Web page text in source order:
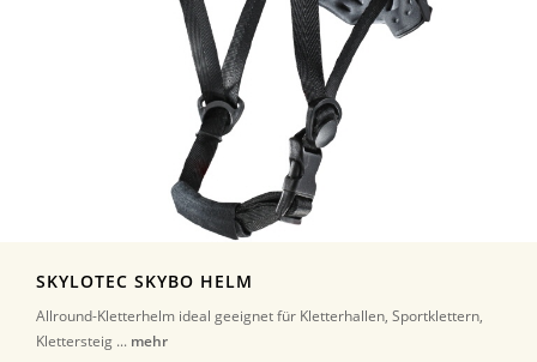
SKYLOTEC SKYBO HELM
Allround-Kletterhelm ideal geeignet für Kletterhallen, Sportklettern,
Klettersteig ... mehr